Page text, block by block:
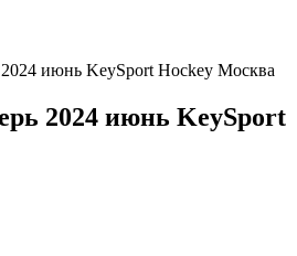
июнь KeySport Hockey Москва
2024 июнь KeySport